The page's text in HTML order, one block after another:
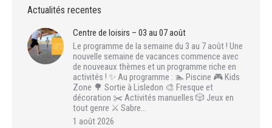
Actualités recentes
Centre de loisirs – 03 au 07 août
Le programme de la semaine du 3 au 7 août ! Une
nouvelle semaine de vacances commence avec
de nouveaux thèmes et un programme riche en
activités ! ✨ Au programme : 🏊 Piscine 🎮 Kids
Zone 🌳 Sortie à Lisledon 🎨 Fresque et
décoration ✂️ Activités manuelles 🎲 Jeux en
tout genre ⚔️ Sabre…
1 août 2026